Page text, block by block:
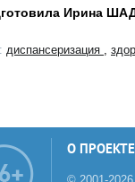
Ирина
диспансеризация ,
О ПРОЕКТЕ